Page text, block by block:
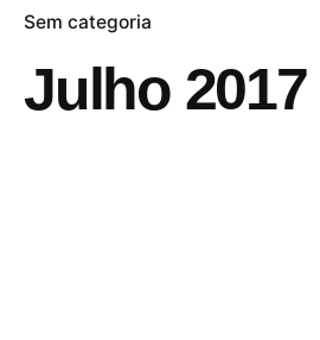
Sem categoria
Julho 2017